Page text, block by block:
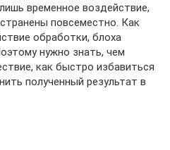
временное воздействие,
повсеместно. Как
обработки, блоха
нужно знать, чем
как быстро избавиться
полученный результат в